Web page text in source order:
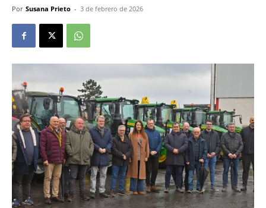
Por Susana Prieto - 3 de febrero de 2026